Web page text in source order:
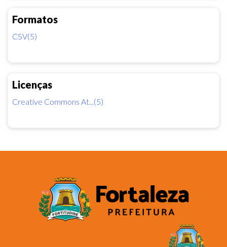
Formatos
CSV(5)
Licenças
Creative Commons At...(5)